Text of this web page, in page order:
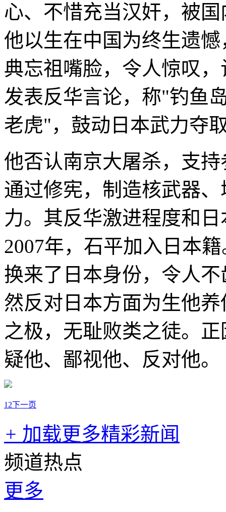
心、不惜充当汉奸，被
他以生在中国为终生遗
典忘祖嘴脸，令人惊叹
发表反华言论，称"钓鱼
老虎"，鼓动日本武力夺
他否认南京大屠杀，支
通过修宪，制造核武器
力。其反华激进程度和
2007年，石平加入日本
换来了日本身份，令人
然反对日本方面为生他
之极，无耻败类之徒。
疑他、鄙视他、反对他。
1 2下一页
+ 加载更多精彩新闻
频道热点
更多